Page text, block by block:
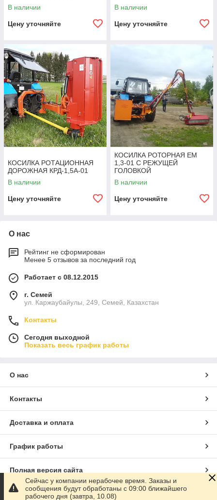
В наличии
Цену уточняйте
В наличии
Цену уточняйте
КОСИЛКА РОТАЦИОННАЯ
ДОРОЖНАЯ КРД-1,5А-01
В наличии
Цену уточняйте
КОСИЛКА РОТОРНАЯ ЕМ
1,3-01 С РЕЖУЩЕЙ
ГОЛОВКОЙ
В наличии
Цену уточняйте
О нас
Рейтинг не сформирован
Менее 5 отзывов за последний год
Работает с 08.12.2015
г. Семей
ул. Каржаубайулы, 249, Семей, Казахстан
Контакты
Сегодня выходной
Показать весь график работы
О нас
Контакты
Доставка и оплата
График работы
Полная версия сайта
Сайт создан на маркетплейсеSatu.kz
Сейчас у компании нерабочее время. Заказы и
сообщения будут обработаны с 09:00 ближайшего
рабочего дня (завтра, 10.08)